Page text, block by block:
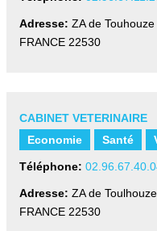
Adresse: ZA de
FRANCE 22530
CABINET VETERINAIRE
Economie
Santé
Téléphone:
Adresse: ZA de
FRANCE 22530